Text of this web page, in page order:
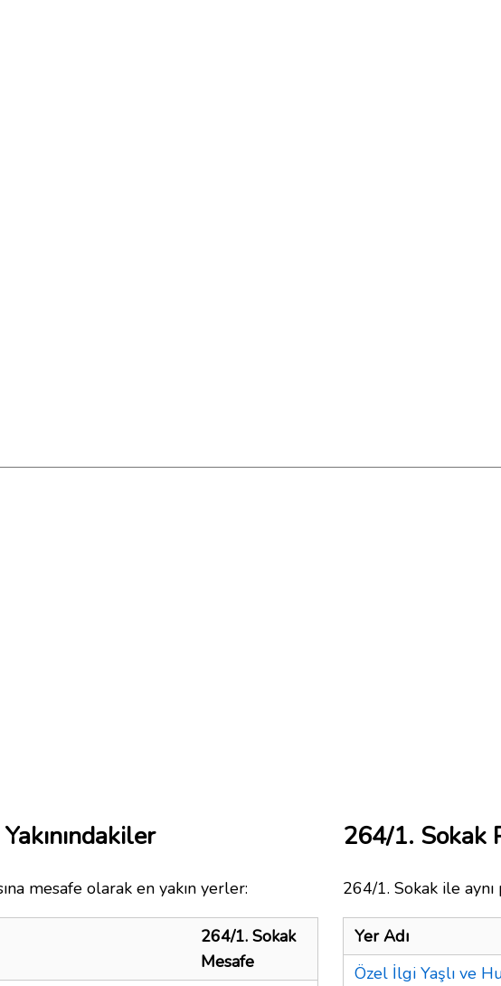
mesafe olarak en yakın yerler:
264/1. Sokak
Mesafe
264/1. Sokak
264/1. Sokak ile
Yer Adı
Özel İlgi Yaşlı ve